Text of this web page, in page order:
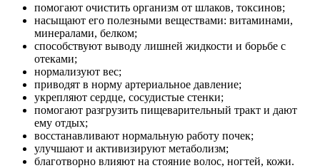
помогают очистить организм от шлаков, токсинов;
насыщают его полезными веществами: витаминами,
минералами, белком;
способствуют выводу лишней жидкости и борьбе с
отеками;
нормализуют вес;
приводят в норму артериальное давление;
укрепляют сердце, сосудистые стенки;
помогают разгрузить пищеварительный тракт и дают
ему отдых;
восстанавливают нормальную работу почек;
улучшают и активизируют метаболизм;
благотворно влияют на стояние волос, ногтей, кожи.